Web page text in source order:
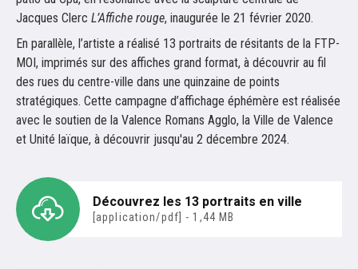
Jacques Clerc L’Affiche rouge, inaugurée le 21 février 2020.
En parallèle, l’artiste a réalisé 13 portraits de résitants de la FTP-
MOI, imprimés sur des affiches grand format, à découvrir au fil
des rues du centre-ville dans une quinzaine de points
stratégiques. Cette campagne d’affichage éphémère est réalisée
avec le soutien de la Valence Romans Agglo, la Ville de Valence
et Unité laïque, à découvrir jusqu'au 2 décembre 2024.
Découvrez les 13 portraits en ville
[application/pdf] - 1,44 MB